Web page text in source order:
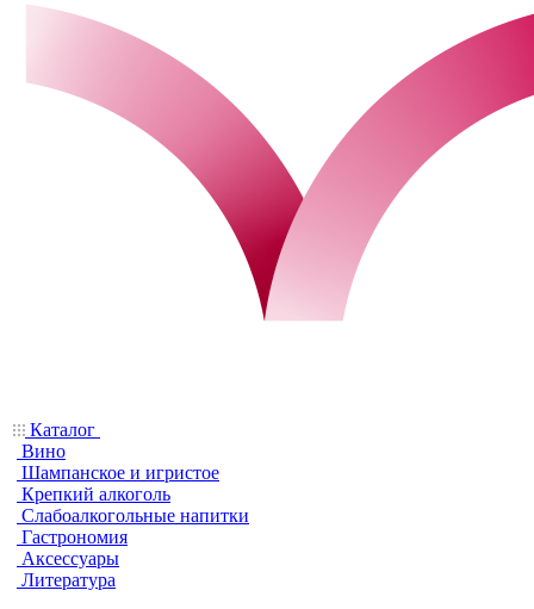
Каталог
Вино
Шампанское и игристое
Крепкий алкоголь
Слабоалкогольные напитки
Гастрономия
Аксессуары
Литература